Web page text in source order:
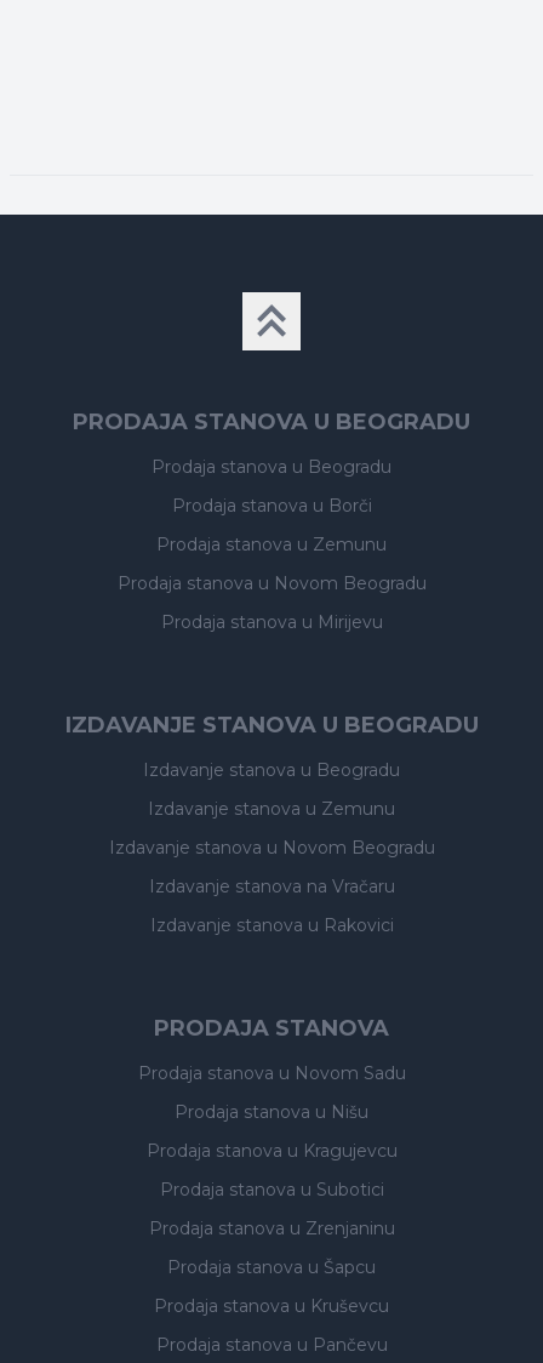
PRODAJA STANOVA U BEOGRADU
Prodaja stanova u Beogradu
Prodaja stanova u Borči
Prodaja stanova u Zemunu
Prodaja stanova u Novom Beogradu
Prodaja stanova u Mirijevu
IZDAVANJE STANOVA U BEOGRADU
Izdavanje stanova u Beogradu
Izdavanje stanova u Zemunu
Izdavanje stanova u Novom Beogradu
Izdavanje stanova na Vračaru
Izdavanje stanova u Rakovici
PRODAJA STANOVA
Prodaja stanova u Novom Sadu
Prodaja stanova u Nišu
Prodaja stanova u Kragujevcu
Prodaja stanova u Subotici
Prodaja stanova u Zrenjaninu
Prodaja stanova u Šapcu
Prodaja stanova u Kruševcu
Prodaja stanova u Pančevu